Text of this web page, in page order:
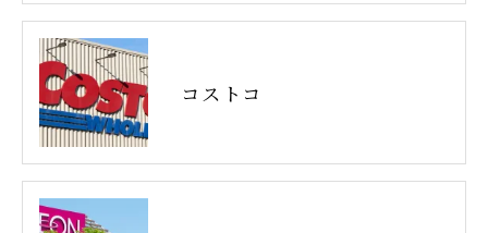
コストコ